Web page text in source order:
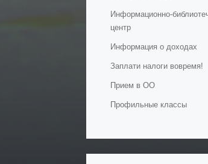
Информационно-
центр
Визитная карточка
Мероприятия в ИБЦ
Официальные документы
Информация о доходах
Заплати налоги вовремя!
Прием в ОО
Прием в первый класс
Набор в 10-е классы
Подача документов на
Профильные классы
педагогические классы